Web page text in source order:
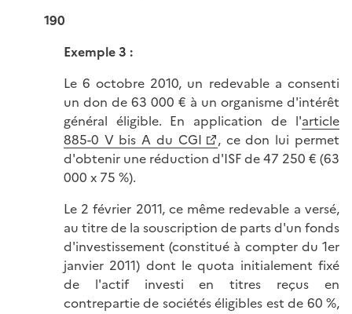
190
Exemple 3 :
Le 6 octobre 2010, un redevable a consenti
un don de 63 000 € à un organisme d'intérêt
général éligible. En application de l'article
885-0 V bis A du CGI
, ce don lui permet
d'obtenir une réduction d'ISF de 47 250 € (63
000 x 75 %).
Le 2 février 2011, ce même redevable a versé,
au titre de la souscription de parts d'un fonds
d'investissement (constitué à compter du 1er
janvier 2011) dont le quota initialement fixé
de l'actif investi en titres reçus en
contrepartie de sociétés éligibles est de 60 %,